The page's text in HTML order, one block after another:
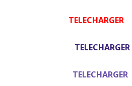
2 sens TELECHARGER
1 sens TELECHARGER
TELECHARGER